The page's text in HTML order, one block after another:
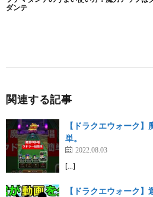
関連する記事
【ドラクエウォーク
単。
2022.08.03
[…]
【ドラクエウォーク